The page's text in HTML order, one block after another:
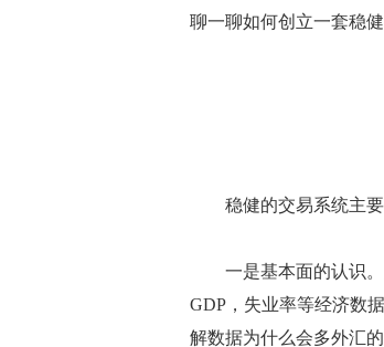
聊一聊如何创立一套稳健
稳健的交易系统主要
一是基本面的认识。
GDP，失业率等经济数
解数据为什么会多外汇